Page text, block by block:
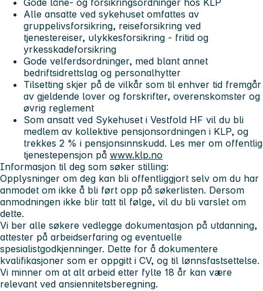
Gode låne- og forsikringsordninger hos KLP
Alle ansatte ved sykehuset omfattes av
gruppelivsforsikring, reiseforsikring ved
tjenestereiser, ulykkesforsikring - fritid og
yrkesskadeforsikring
Gode velferdsordninger, med blant annet
bedriftsidrettslag og personalhytter
Tilsetting skjer på de vilkår som til enhver tid fremgår
av gjeldende lover og forskrifter, overenskomster og
øvrig reglement
Som ansatt ved Sykehuset i Vestfold HF vil du bli
medlem av kollektive pensjonsordningen i KLP, og
trekkes 2 % i pensjonsinnskudd. Les mer om offentlig
tjenestepensjon på www.klp.no
Informasjon til deg som søker stilling:
Opplysninger om deg kan bli offentliggjort selv om du har
anmodet om ikke å bli ført opp på søkerlisten. Dersom
anmodningen ikke blir tatt til følge, vil du bli varslet om
dette.
Vi ber alle søkere vedlegge dokumentasjon på utdanning,
attester på arbeidserfaring og eventuelle
spesialistgodkjenninger. Dette for å dokumentere
kvalifikasjoner som er oppgitt i CV, og til lønnsfastsettelse.
Vi minner om at alt arbeid etter fylte 18 år kan være
relevant ved ansiennitetsberegning.